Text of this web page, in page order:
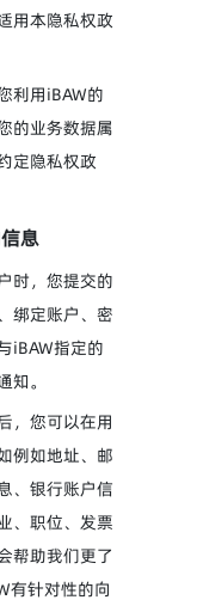
用本隐私权政
利用iBAW的
的业务数据属
定隐私权政
息
时，您提交的
绑定账户、密
iBAW指定的
。
，您可以在用
例如地址、邮
、银行账户信
、职位、发票
帮助我们更了
有针对性的向